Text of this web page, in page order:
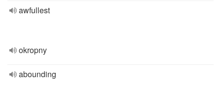
awfullest
okropny
abounding